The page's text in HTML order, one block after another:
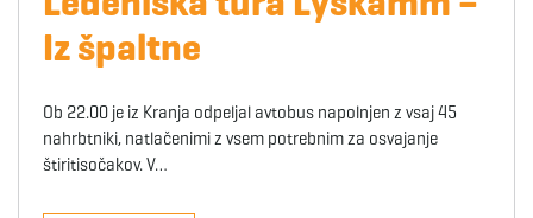
Iz špaltne
Ob 22.00 je iz Kranja odpeljal avtobus napolnjen z vsaj 45
nahrbtniki, natlačenimi z vsem potrebnim za osvajanje
štiritisočakov. V…